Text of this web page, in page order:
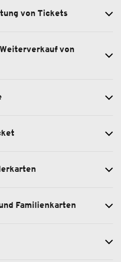
von Tickets
von
Familienkarten